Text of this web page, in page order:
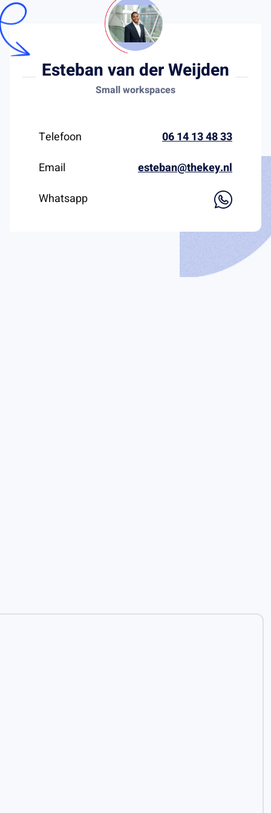
Esteban van der Weijden
Small workspaces
Telefoon
06 14 13 48 33
Email
esteban@thekey.nl
Whatsapp